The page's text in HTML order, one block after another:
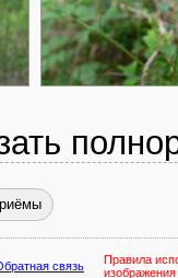
связь Правила